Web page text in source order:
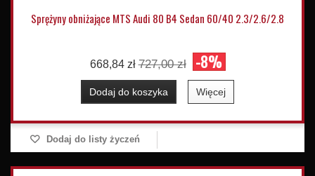
Sprężyny obniżające MTS Audi 80 B4 Sedan 60/40 2.3/2.6/2.8
668,84 zł 727,00 zł -8%
Dodaj do koszyka Więcej
Dodaj do listy życzeń